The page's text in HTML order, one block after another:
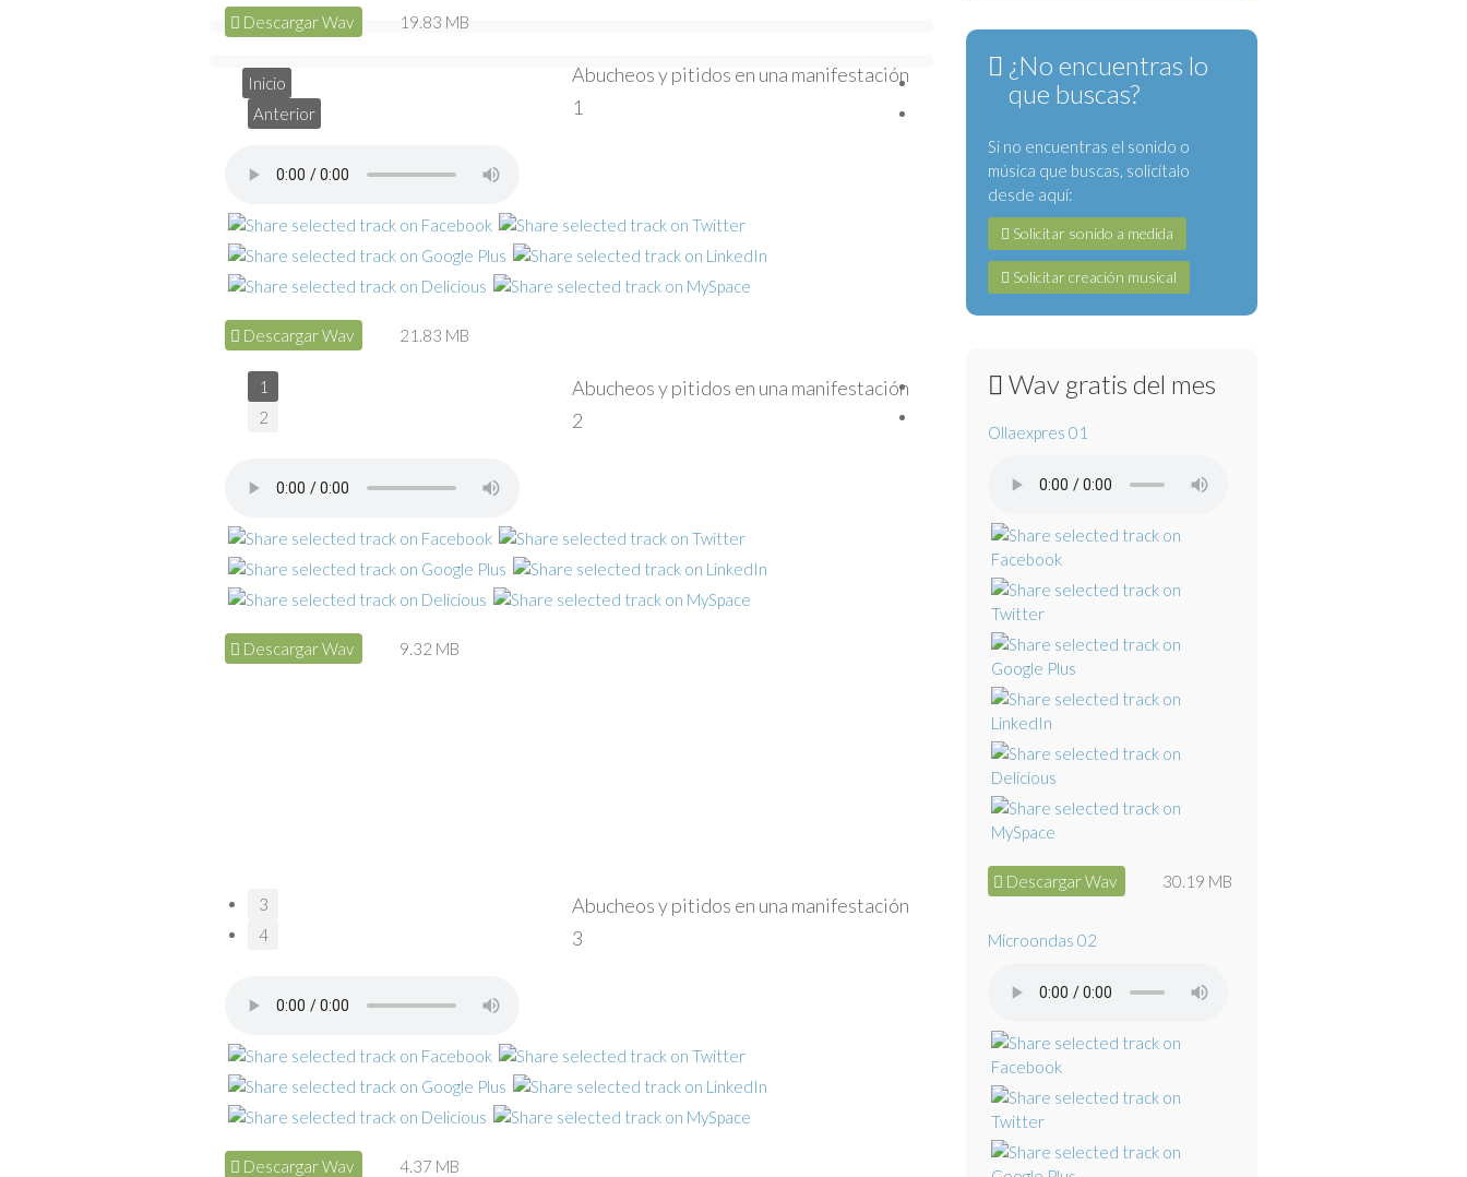
Descargar Wav 19.83 MB
Abucheos y pitidos en una manifestación
1
Descargar Wav 21.83 MB
Abucheos y pitidos en una manifestación
2
Descargar Wav 9.32 MB
Abucheos y pitidos en una manifestación
3
Descargar Wav 4.37 MB
Inicio
Anterior
1
2
3
4
¿No encuentras lo
que buscas?
Si no encuentras el sonido o
música que buscas, solicítalo
desde aquí:
Solicitar sonido a medida
Solicitar creación musical
Wav gratis del mes
Ollaexpres 01
Descargar Wav 30.19 MB
Microondas 02